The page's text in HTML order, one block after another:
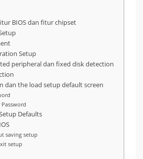
BIOS dan fitur chipset
Setup
peripheral dan fixed disk detection
dan the load setup default screen
Defaults
saving setup
setup